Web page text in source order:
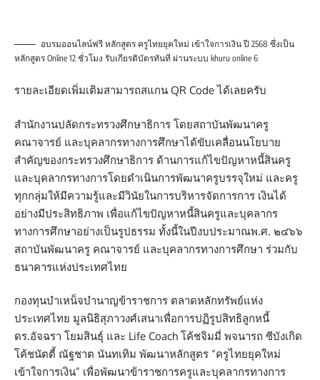
อบรมออนไลน์ฟรี หลักสูตร ครูไทยยุคใหม่ เข้าใจการเงิน ปี 2568 ซึ่งเป็น
หลักสูตร Online 12 ชั่วโมง รับเกียรติบัตรทันที ผ่านระบบ khuru online 6
รายละเอียดเพิ่มเติมสามารถสแกน QR Code ได้เลยครับ
สำนักงานปลัดกระทรวงศึกษาธิการ โดยสถาบันพัฒนาครู
คณาจารย์ และบุคลากรทางการศึกษาได้ขับเคลื่อนนโยบาย
สำคัญของกระทรวงศึกษาธิการ ด้านการแก้ไขปัญหาหนี้สินครู
และบุคลากรทางการโดยดำเนินการพัฒนาครูบรรจุใหม่ และครู
ทุกกลุ่มให้มีความรู้และมีวินัยในการบริหารจัดการการ เงินได้
อย่างมีประสิทธิภาพ เพื่อแก้ไขปัญหาหนี้สินครูและบุคลากร
ทางการศึกษาอย่างเป็นรูปธรรม ทั้งนี้ในปีงบประมาณพ.ศ. ๒๔๖๖
สถาบันพัฒนาครู คณาจารย์ และบุคลากรทางการศึกษา ร่วมกับ
ธนาคารแห่งประเทศไทย
กองทุนบำเหน็จบำนาญข้าราชการ ตลาดหลักทรัพย์แห่ง
ประเทศไทย มูลนิธิสุภาวงศ์เสนาเพื่อการปฏิรูปสิทธิลูกหนี้
ดร.อัจฉรา โยมสินธุ์ และ Life Coach โค้ชจิมมี่ พจนารถ ซีบังเกิด
โค้ชนัตตี้ ณัฐชาต นันทเทิม พัฒนาหลักสูตร “ครูไทยยุคใหม่
เข้าใจการเงิน” เพื่อพัฒนาข้าราชการครูและบุคลากรทางการ